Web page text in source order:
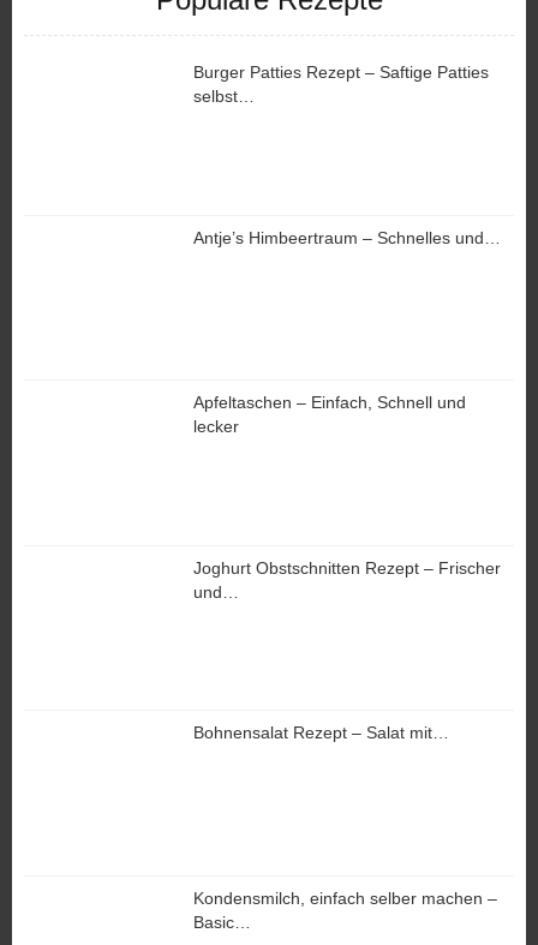
Burger Patties Rezept – Saftige Patties
selbst…
Antje’s Himbeertraum – Schnelles und…
Apfeltaschen – Einfach, Schnell und
lecker
Joghurt Obstschnitten Rezept – Frischer
und…
Bohnensalat Rezept – Salat mit…
Kondensmilch, einfach selber machen –
Basic…